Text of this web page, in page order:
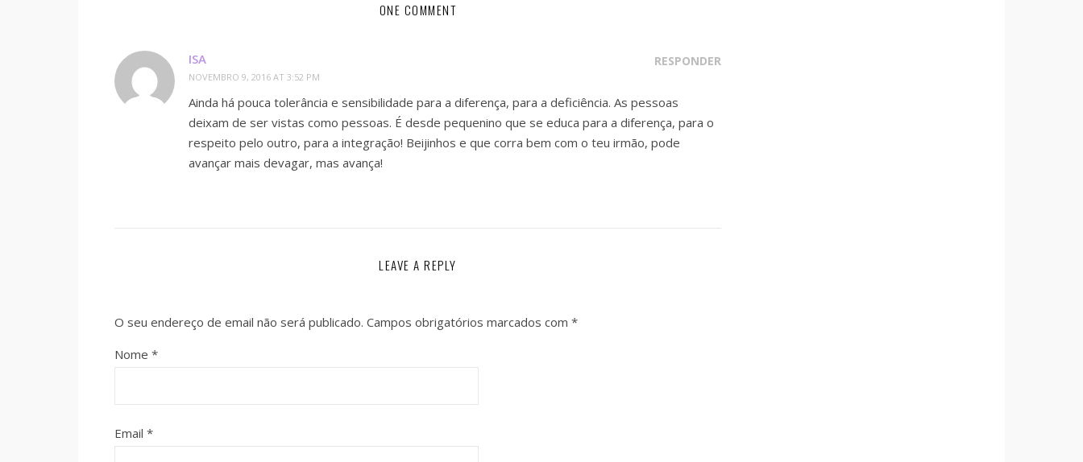
ONE COMMENT
ISA
NOVEMBRO 9, 2016 AT 3:52 PM
RESPONDER
Ainda há pouca tolerância e sensibilidade para a diferença, para a deficiência. As pessoas
deixam de ser vistas como pessoas. É desde pequenino que se educa para a diferença, para o
respeito pelo outro, para a integração! Beijinhos e que corra bem com o teu irmão, pode
avançar mais devagar, mas avança!
LEAVE A REPLY
O seu endereço de email não será publicado. Campos obrigatórios marcados com *
Nome *
Email *